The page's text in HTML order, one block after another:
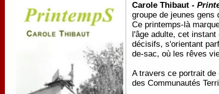
Carole Thibaut -
groupe de jeunes gens
Ce printemps-là
l'âge adulte, cet
décisifs, s'orientant
de-sac, où les rêves
A travers ce portrait
des Communautés